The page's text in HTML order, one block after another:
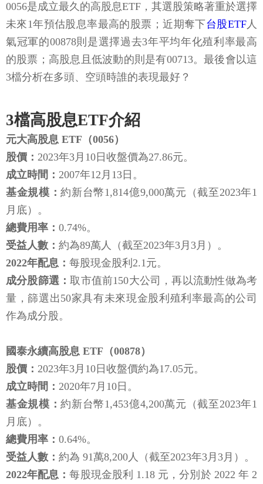
0056是成立最久的高股息ETF，其選股策略著重於選擇
未來1年預估股息率最高的股票；近期奪下台股ETF人
氣冠軍的00878則是選擇過去3年平均年化殖利率最高
的股票；高股息且低波動的則是有00713。最後會以這
3檔分析在多頭、空頭時誰的表現最好？
3檔高股息ETF介紹
元大高股息 ETF（0056）
股價： 2023年3月10日收盤價為27.86元。
成立時間： 2007年12月13日。
基金規模：約新台幣1,814億9,000萬元（截至2023年1
月底）。
總費用率： 0.74%。
受益人數： 約為89萬人（截至2023年3月3月）。
2022年配息： 每股現金股利2.1元。
成分股篩選：取市值前150大公司，再以流動性做為考
量，篩選出50家具有未來現金股利殖利率最高的公司
作為成分股。
國泰永續高股息 ETF（00878）
股價： 2023年3月10日收盤價約為17.05元。
成立時間： 2020年7月10日。
基金規模：約新台幣1,453億4,200萬元（截至2023年1
月底）。
總費用率： 0.64%。
受益人數： 約為 91萬8,200人（截至2023年3月3月）。
2022年配息：每股現金股利 1.18 元，分別於 2022 年 2